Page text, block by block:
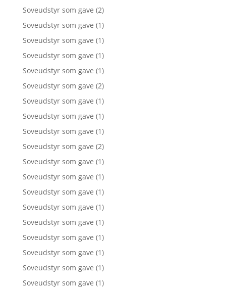
Soveudstyr som gave (2)
Soveudstyr som gave (1)
Soveudstyr som gave (1)
Soveudstyr som gave (1)
Soveudstyr som gave (1)
Soveudstyr som gave (2)
Soveudstyr som gave (1)
Soveudstyr som gave (1)
Soveudstyr som gave (1)
Soveudstyr som gave (2)
Soveudstyr som gave (1)
Soveudstyr som gave (1)
Soveudstyr som gave (1)
Soveudstyr som gave (1)
Soveudstyr som gave (1)
Soveudstyr som gave (1)
Soveudstyr som gave (1)
Soveudstyr som gave (1)
Soveudstyr som gave (1)